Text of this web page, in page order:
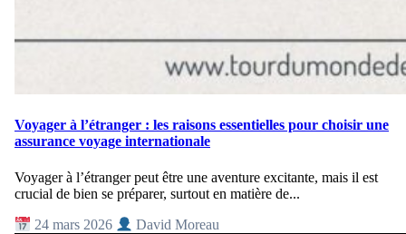
Voyager à l’étranger : les raisons essentielles pour choisir une
assurance voyage internationale
Voyager à l’étranger peut être une aventure excitante, mais il est
crucial de bien se préparer, surtout en matière de...
24 mars 2026 David Moreau